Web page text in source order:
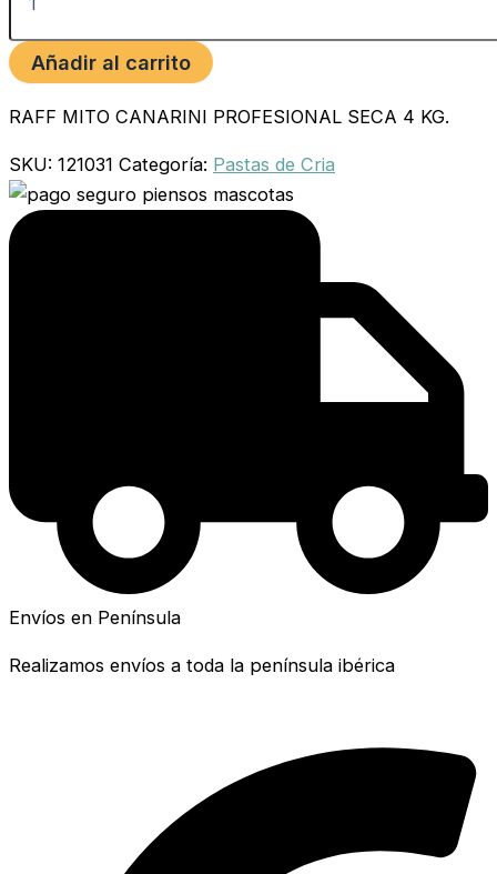
Añadir al carrito
RAFF MITO CANARINI PROFESIONAL SECA 4 KG.
SKU: 121031 Categoría: Pastas de Cria
Envíos en Península
Realizamos envíos a toda la península ibérica